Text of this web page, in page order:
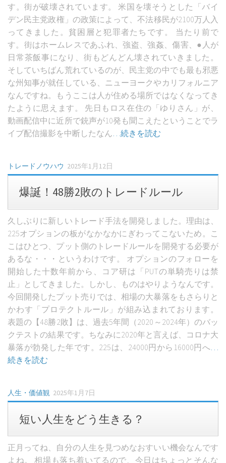
す。街が破壊されています。 米国を壊そうとした「バイ
デン民主党政権」の政策によって、不法移民が2100万人入
ってきました。貧困層と犯罪者たちです。 当たり前で
す。街はホームレスであふれ、強盗、強姦、傷害、●人が
日常茶飯事になり、街もどんどん壊されていきました。
そしていちばん荒れているのが、民主党の中でも最も邪悪
な州知事が就任している、ニューヨークやカリフォルニア
なんですね。もうここは人が住める場所ではなくなってき
たように思えます。 先日もロス在住の「ゆりさん」が、
動画配信中に近所で銃声が10発も聞こえたということでラ
イブ配信撮影を中断したなん …続きを読む
トレードノウハウ 2025年1月12日
爆誕！48勝2敗のトレードルール
久しぶりに新しいトレード手法を開発しました。理由は、
225オプションの板がなかなかにぎわってこないため。こ
こはひとつ、プット側のトレードルールを開発する必要が
あるな・・・というわけです。 オプションのフォローを
開始した十数年前から、コア研は「PUTの単騎売りは禁
止」としてきました。しかし、ものはやりようなんです。
今回開発したプット売りでは、相場の大暴落をもさらりと
かわす「プロテクトルール」が組み込まれております。
表題の【48勝2敗】は、過去5年間（2020～2024年）のバッ
クテストの結果です。ちなみに2020年と言えば、コロナ大
暴落が勃発した年です。225は、24000円から16000円へ
続きを読む
人生・価値観 2025年1月7日
短い人生をどう生きる？
正月ってね、自分の人生を見つめなおすいい機会なんです
よね。 相場も落ち着いてるので、今日はちょっとそんな